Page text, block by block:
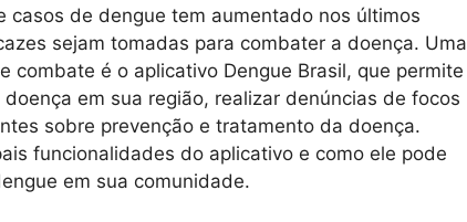
de dengue tem aumentado nos últimos
sejam tomadas para combater a doença. Uma
combate é o aplicativo Dengue Brasil, que permite
em sua região, realizar denúncias de focos
sobre prevenção e tratamento da doença.
funcionalidades do aplicativo e como ele pode
em sua comunidade.